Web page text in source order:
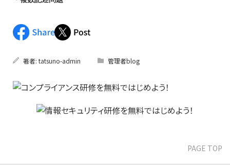
著者: tatsuno-admin 管理者blog
PAGE TOP